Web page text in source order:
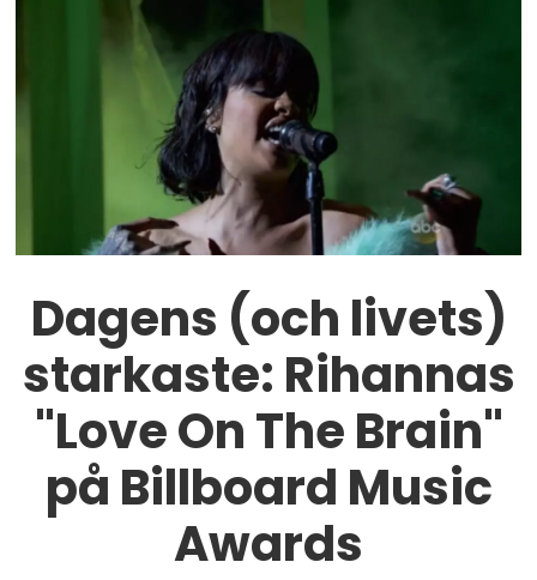
Dagens (och livets)
starkaste: Rihannas
"Love On The Brain"
på Billboard Music
Awards